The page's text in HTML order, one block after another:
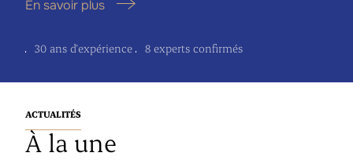
En savoir plus
30 ans d'expérience 8 experts confirmés
ACTUALITÉS
À la une